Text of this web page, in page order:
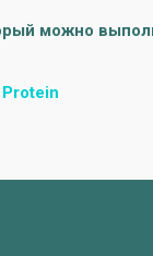
можно